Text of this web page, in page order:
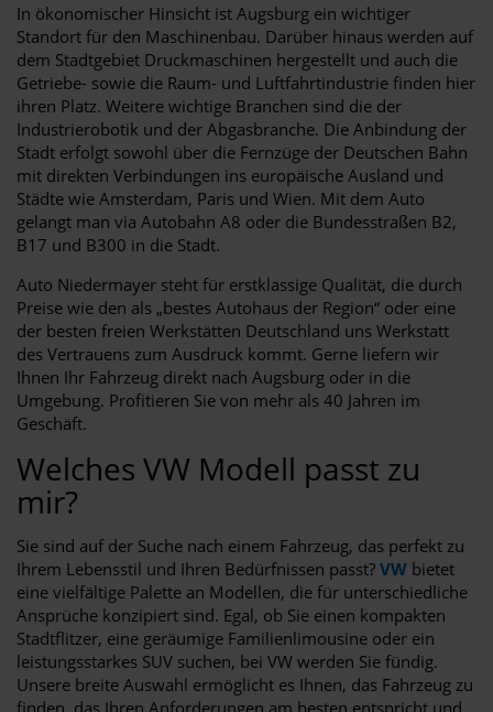
In ökonomischer Hinsicht ist Augsburg ein wichtiger
Standort für den Maschinenbau. Darüber hinaus werden auf
dem Stadtgebiet Druckmaschinen hergestellt und auch die
Getriebe- sowie die Raum- und Luftfahrtindustrie finden hier
ihren Platz. Weitere wichtige Branchen sind die der
Industrierobotik und der Abgasbranche. Die Anbindung der
Stadt erfolgt sowohl über die Fernzüge der Deutschen Bahn
mit direkten Verbindungen ins europäische Ausland und
Städte wie Amsterdam, Paris und Wien. Mit dem Auto
gelangt man via Autobahn A8 oder die Bundesstraßen B2,
B17 und B300 in die Stadt.
Auto Niedermayer steht für erstklassige Qualität, die durch
Preise wie den als „bestes Autohaus der Region“ oder eine
der besten freien Werkstätten Deutschland uns Werkstatt
des Vertrauens zum Ausdruck kommt. Gerne liefern wir
Ihnen Ihr Fahrzeug direkt nach Augsburg oder in die
Umgebung. Profitieren Sie von mehr als 40 Jahren im
Geschäft.
Welches VW Modell passt zu
mir?
Sie sind auf der Suche nach einem Fahrzeug, das perfekt zu
Ihrem Lebensstil und Ihren Bedürfnissen passt? VW bietet
eine vielfältige Palette an Modellen, die für unterschiedliche
Ansprüche konzipiert sind. Egal, ob Sie einen kompakten
Stadtflitzer, eine geräumige Familienlimousine oder ein
leistungsstarkes SUV suchen, bei VW werden Sie fündig.
Unsere breite Auswahl ermöglicht es Ihnen, das Fahrzeug zu
finden, das Ihren Anforderungen am besten entspricht und